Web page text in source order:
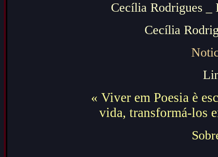
Cecília Rodrigues
Cecília
« Viver em Poesia è
vida, transformá-los